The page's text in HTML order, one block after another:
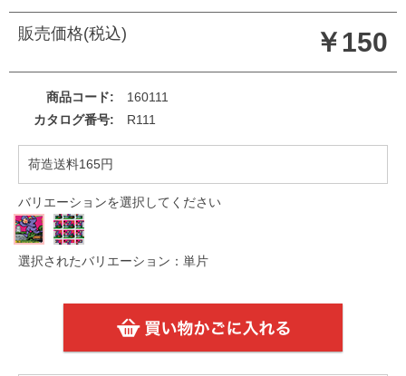
販売価格(税込) ￥150
商品コード
160111
カタログ番号
R111
荷造送料165円
バリエーションを選択してください
選択されたバリエーション：単片